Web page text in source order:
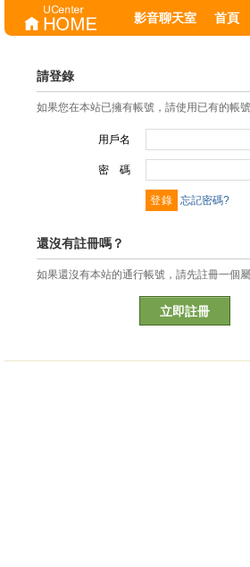
影音聊天室 首頁
請登錄
如果您在本站已擁有帳號，請使用已有的帳
用戶名
密 碼
忘記密碼?
還沒有註冊嗎？
如果還沒有本站的通行帳號，請先註冊一個
立即註冊